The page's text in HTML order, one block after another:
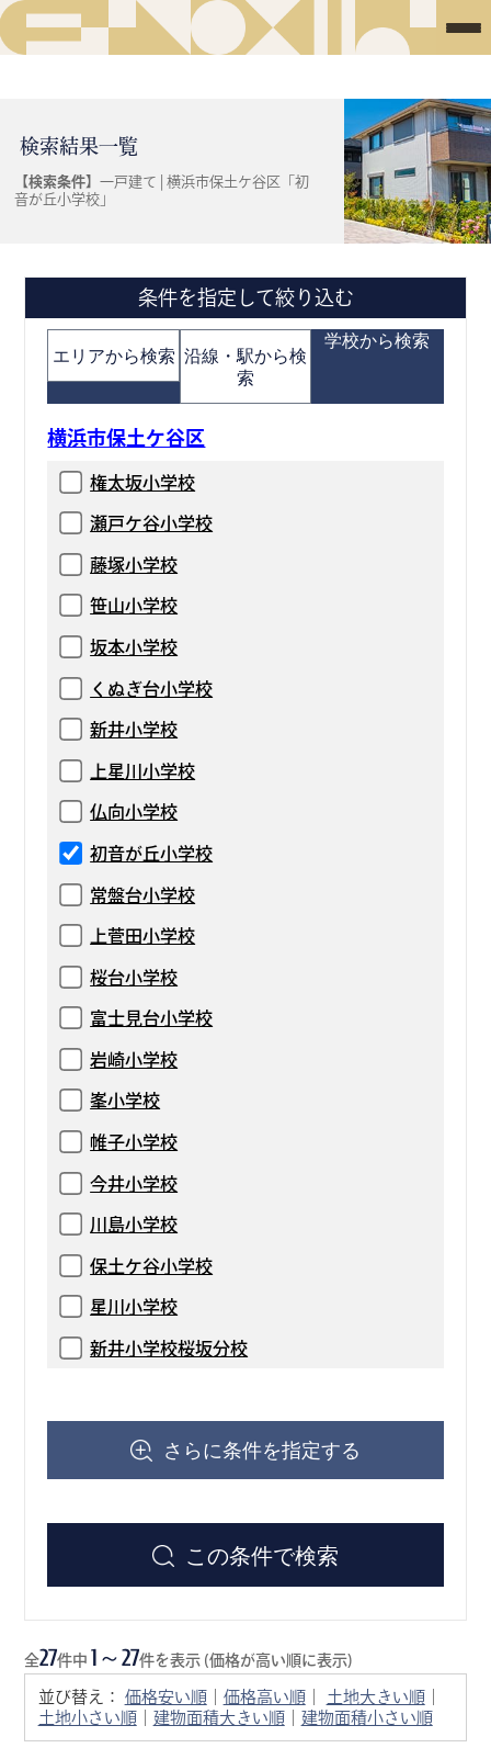
検索結果一覧
【検索条件】 一戸建て | 横浜市保土ケ谷区「初
音が丘小学校」
条件を指定して絞り込む
エリアから検索 沿線・駅から検
索
学校から検索
横浜市保土ケ谷区
権太坂小学校
瀬戸ケ谷小学校
藤塚小学校
笹山小学校
坂本小学校
くぬぎ台小学校
新井小学校
上星川小学校
仏向小学校
初音が丘小学校
常盤台小学校
上菅田小学校
桜台小学校
富士見台小学校
岩崎小学校
峯小学校
帷子小学校
今井小学校
川島小学校
保土ケ谷小学校
星川小学校
新井小学校桜坂分校
さらに条件を指定する
この条件で検索
全27件中 1～27件を表示 (価格が高い順に表示)
並び替え： 価格安い順 価格高い順 土地大きい順
土地小さい順
建物面積大きい順 建物面積小さい順